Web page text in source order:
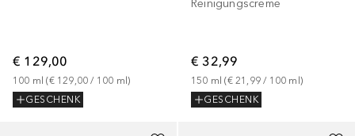
€ 129,00
100 ml (€ 129,00 / 100 ml)
GESCHENK
Reinigungscreme
€ 32,99
150 ml (€ 21,99 / 100 ml)
GESCHENK